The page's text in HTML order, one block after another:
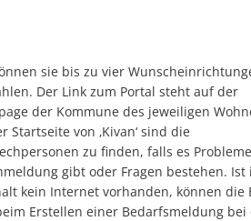
sie bis zu vier
Der Link zum Portal steht auf der
der Kommune des jeweiligen
Startseite von ‚Kivan‘ sind die
zu finden, falls es
gibt oder Fragen bestehen. Ist
kein Internet vorhanden, können die
Erstellen einer Bedarfsmeldung bei